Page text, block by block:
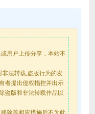
用户上传分享，本站不
非法转载,盗版行为的发
者提出侵权指控并出示
盗版和非法转载作品以
除等相应措施后不为此